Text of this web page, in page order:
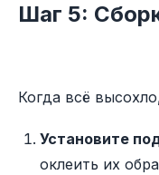
Шаг 5:
Когда всё
Установите
оклеить их